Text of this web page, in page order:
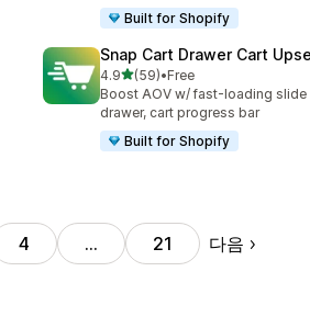
Built for Shopify
Snap Cart Drawer Cart
4.9별 5개 중
(59)
총 리뷰 59개
•Free
Boost AOV w/ fast-loading slide
drawer, cart progress bar
Built for Shopify
4 … 21 다음